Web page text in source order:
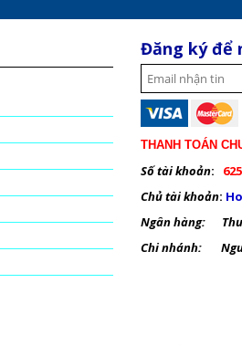
Đăng ký để
THANH TOÁN
Số tài khoản:
Chủ tài khoản:
Ngân hàng:
Chi nhánh: